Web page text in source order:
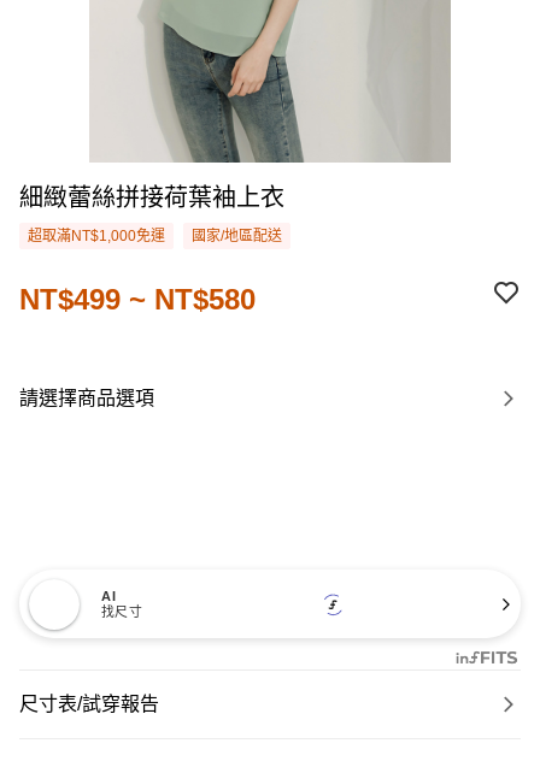
細緻蕾絲拼接荷葉袖上衣
超取滿NT$1,000免運 國家/地區配送
NT$499 ~ NT$580
請選擇商品選項
AI
找尺寸
尺寸表/試穿報告